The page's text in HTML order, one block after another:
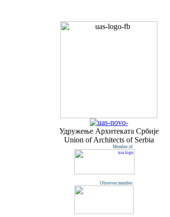
Удружењe Архитеката Србије
Union of Architects of Serbia
Member of
Observer member